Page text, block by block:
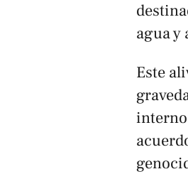
agua y
Este